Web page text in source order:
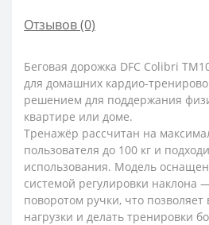
Отзывов (0)
Беговая дорожка DFC Colibri
для домашних кардио-
решением для поддержания
квартире или доме.
Тренажёр рассчитан на
пользователя до 100 кг и
использования. Модель
системой регулировки наклона
поворотом ручки, что
нагрузки и делать тренировки